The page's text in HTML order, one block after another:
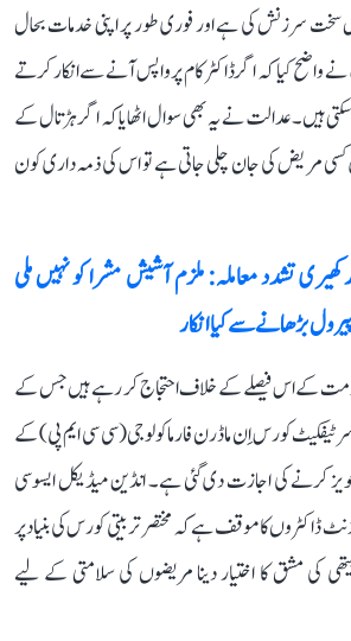
سخت سرزنش کی ہے اور فوری طور پر اپنی خدمات بحال
واضح کیا کہ اگر ڈاکٹر کام پر واپس آنے سے انکار کرتے
سکتی ہیں۔ عدالت نے یہ بھی سوال اٹھایا کہ اگر ہڑتال کے
کسی مریض کی جان چلی جاتی ہے تو اس کی ذمہ داری کون
کھیری تشدد معاملہ: ملزم آشیش مشرا کو نہیں ملی
بڑھانے سے کیا انکار
حکومت کے اس فیصلے کے خلاف احتجاج کر رہے ہیں جس کے
کورس اِن ماڈرن فارماکولوجی (سی سی ایم پی) کے
کرنے کی اجازت دی گئی ہے۔ انڈین میڈیکل ایسوسی
ڈاکٹروں کا موقف ہے کہ مختصر تربیتی کورس کی بنیاد پر
کی مشق کا اختیار دینا مریضوں کی سلامتی کے لیے